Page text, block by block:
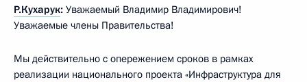
Р.Кухарук: Уважаемый Владимир Владимирович!
Уважаемые члены Правительства!
Мы действительно с опережением сроков в рамках
реализации национального проекта «Инфраструктура для